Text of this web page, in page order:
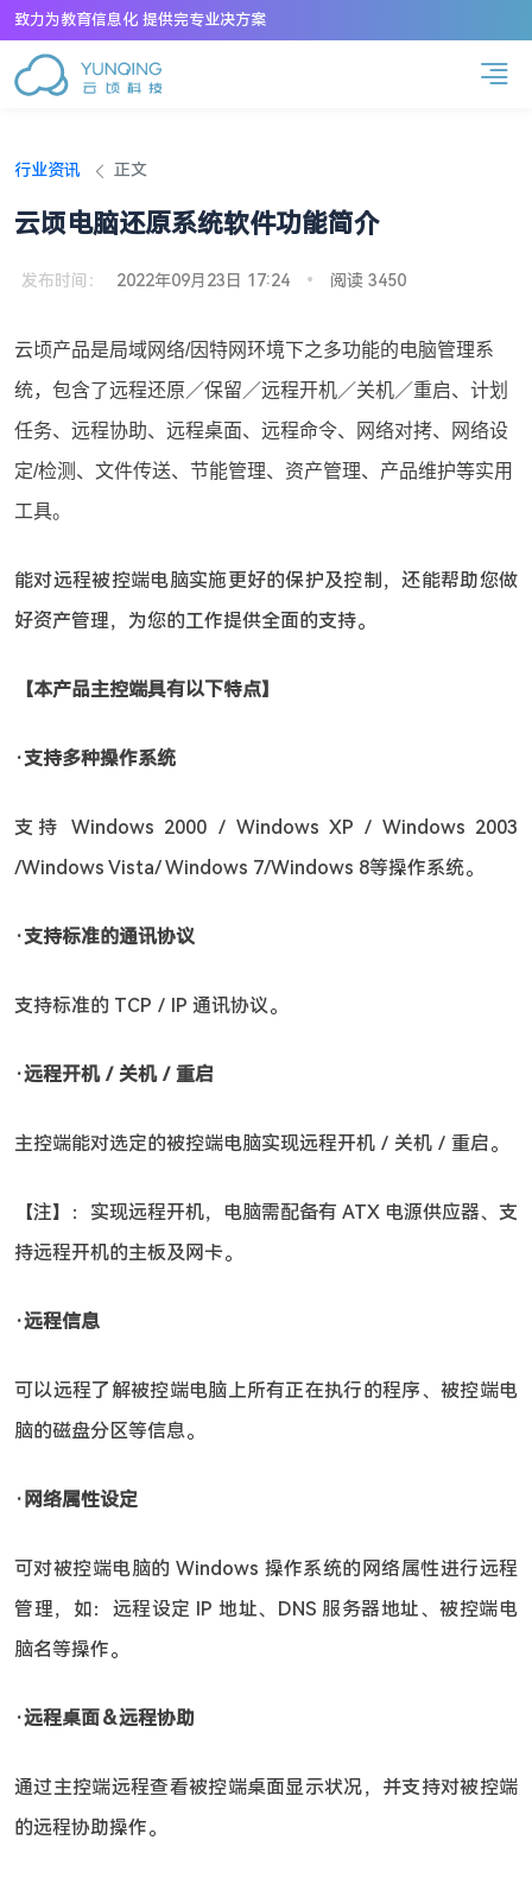
致力为教育信息化 提供完专业决方案
行业资讯 正文
云顷电脑还原系统软件功能简介
发布时间： 2022年09月23日 17:24 • 阅读 3450
云顷产品是局域网络/因特网环境下之多功能的电脑管理系
统，包含了远程还原／保留／远程开机／关机／重启、计划
任务、远程协助、远程桌面、远程命令、网络对拷、网络设
定/检测、文件传送、节能管理、资产管理、产品维护等实用
工具。
能对远程被控端电脑实施更好的保护及控制，还能帮助您做
好资产管理，为您的工作提供全面的支持。
【本产品主控端具有以下特点】
‧支持多种操作系统
支持 Windows 2000／Windows XP／Windows 2003
/Windows Vista/ Windows 7/Windows 8等操作系统。
‧支持标准的通讯协议
支持标准的 TCP／IP 通讯协议。
‧远程开机／关机／重启
主控端能对选定的被控端电脑实现远程开机／关机／重启。
【注】：实现远程开机，电脑需配备有 ATX 电源供应器、支
持远程开机的主板及网卡。
‧远程信息
可以远程了解被控端电脑上所有正在执行的程序、被控端电
脑的磁盘分区等信息。
‧网络属性设定
可对被控端电脑的 Windows 操作系统的网络属性进行远程
管理，如：远程设定 IP 地址、DNS 服务器地址、被控端电
脑名等操作。
‧远程桌面＆远程协助
通过主控端远程查看被控端桌面显示状况，并支持对被控端
的远程协助操作。